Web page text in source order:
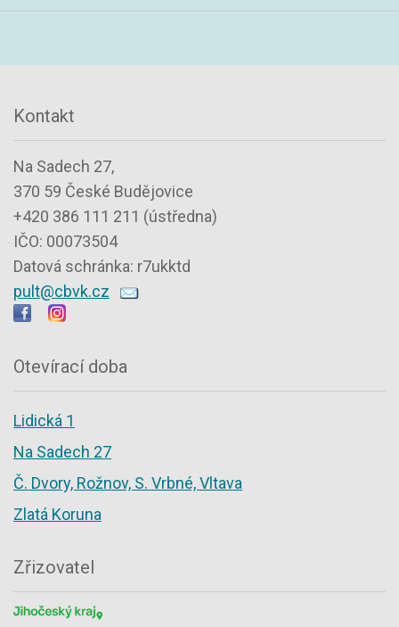
Kontakt
Na Sadech 27,
370 59 České Budějovice
+420 386 111 211 (ústředna)
IČO: 00073504
Datová schránka: r7ukktd
pult@cbvk.cz
Otevírací doba
Lidická 1
Na Sadech 27
Č. Dvory, Rožnov, S. Vrbné, Vltava
Zlatá Koruna
Zřizovatel